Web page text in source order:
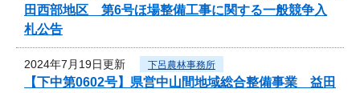
田西部地区 第6号ほ場整備工事に関する一般競争入
札公告
2024年7月19日更新 下呂農林事務所
【下中第0602号】県営中山間地域総合整備事業 益田